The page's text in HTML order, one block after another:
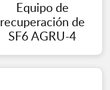
Equipo de
recuperación de
SF6 AGRU-4